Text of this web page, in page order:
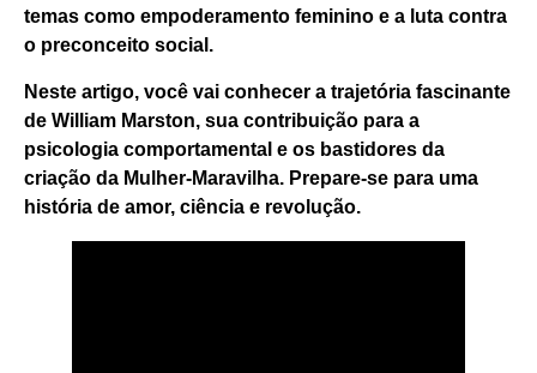
temas como empoderamento feminino e a luta contra
o preconceito social.
Neste artigo, você vai conhecer a trajetória fascinante
de William Marston, sua contribuição para a
psicologia comportamental e os bastidores da
criação da Mulher-Maravilha. Prepare-se para uma
história de amor, ciência e revolução.